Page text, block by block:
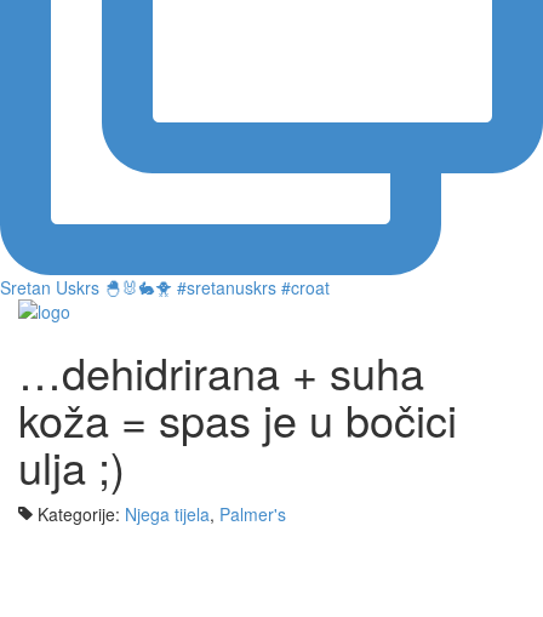
Sretan Uskrs 🐣🐰🐇🐥 #sretanuskrs #croat
…dehidrirana + suha
koža = spas je u bočici
ulja ;)
Kategorije: Njega tijela, Palmer's